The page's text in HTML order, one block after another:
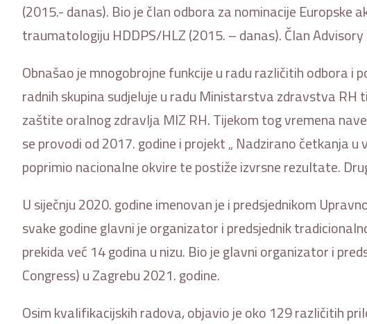
(2015.- danas). Bio je član odbora za nominacije Europske
traumatologiju HDDPS/HLZ (2015. – danas). Član
Obnašao je mnogobrojne funkcije u radu različitih odbora
radnih skupina sudjeluje u radu Ministarstva zdravstva RH
zaštite oralnog zdravlja MIZ RH. Tijekom tog vremena
se provodi od 2017. godine i projekt „ Nadzirano četkanja
poprimio nacionalne okvire te postiže izvrsne rezultate.
U siječnju 2020. godine imenovan je i predsjednikom
svake godine glavni je organizator i predsjednik
prekida već 14 godina u nizu. Bio je glavni organizator i
Congress) u Zagrebu 2021. godine.
Osim kvalifikacijskih radova, objavio je oko 129 različitih